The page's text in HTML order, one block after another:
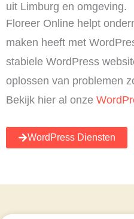
uit Limburg en omgeving.
Floreer Online helpt
maken heeft met
stabiele WordPress
oplossen van problemen
Bekijk hier al onze
WordPress Diensten